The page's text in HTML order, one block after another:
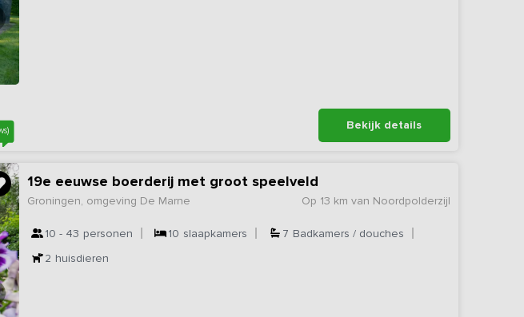
Bekijk details
19e eeuwse boerderij met groot speelveld
Op 13 km van Noordpolderzijl
Groningen, omgeving De Marne
10 - 43 personen 10 slaapkamers 7 Badkamers / douches
2 huisdieren